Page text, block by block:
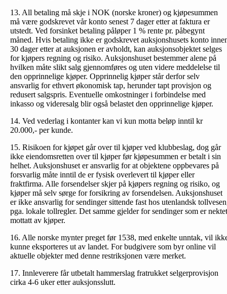
13. All betaling må skje i NOK (norske kroner) og kjøpesummen
må være godskrevet vår konto senest 7 dager etter at faktura er
utstedt. Ved forsinket betaling påløper 1 % rente pr. påbegynt
måned. Hvis betaling ikke er godskrevet auksjonshusets konto
30 dager etter at auksjonen er avholdt, kan auksjonsobjektet selges
for kjøpers regning og risiko. Auksjonshuset bestemmer alene på
hvilken måte slikt salg gjennomføres og uten videre meddelelse til
den opprinnelige kjøper. Opprinnelig kjøper står derfor selv
ansvarlig for ethvert økonomisk tap, herunder tapt provisjon og
redusert salgspris. Eventuelle omkostninger i forbindelse med
inkasso og videresalg blir også belastet den opprinnelige kjøper.
14. Ved vederlag i kontanter kan vi kun motta beløp inntil kr
20.000,- per kunde.
15. Risikoen for kjøpet går over til kjøper ved klubbeslag, dog går
ikke eiendomsretten over til kjøper før kjøpesummen er betalt i sin
helhet. Auksjonshuset er ansvarlig for at objektene oppbevares på
forsvarlig måte inntil de er fysisk overlevert til kjøper eller
fraktfirma. Alle forsendelser skjer på kjøpers regning og risiko, og
kjøper må selv sørge for forsikring av forsendelsen. Auksjonshuset
er ikke ansvarlig for sendinger sittende fast hos utenlandsk
pga. lokale tollregler. Det samme gjelder for sendinger som er nektet
mottatt av kjøper.
16. Alle norske mynter preget før 1538, med enkelte unntak, vil
kunne eksporteres ut av landet. For budgivere som byr online vil
aktuelle objekter med denne restriksjonen være merket.
17. Innleverere får utbetalt hammerslag fratrukket selgerprovisjon
cirka 4-6 uker etter auksjonsslutt.